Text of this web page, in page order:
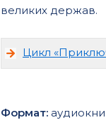
великих держав.
Цикл
Формат: